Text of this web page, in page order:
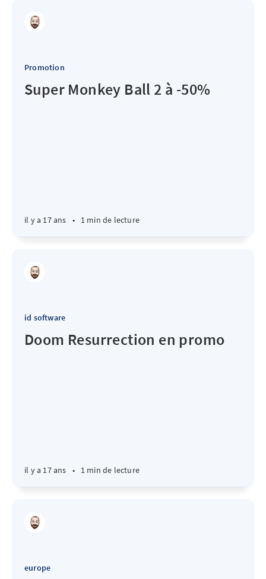
Promotion
Super Monkey Ball 2 à -50%
il y a 17 ans • 1 min de lecture
id software
Doom Resurrection en promo
il y a 17 ans • 1 min de lecture
europe